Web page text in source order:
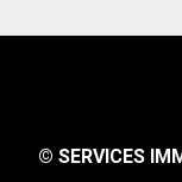
© SERVICES